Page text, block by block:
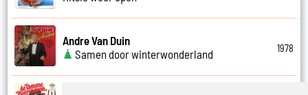
Andre Van Duin
Samen door winterwonderland
1978